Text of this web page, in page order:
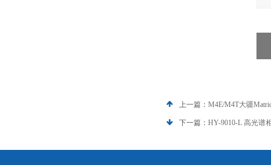
上一篇： M4E/M4T大疆
下一篇： HY-9010-L 高光谱